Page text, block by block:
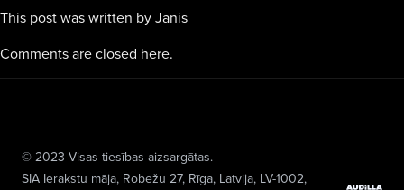
This post was written by Jānis
Comments are closed here.
© 2023 Visas tiesības aizsargātas.
SIA Ierakstu māja, Robežu 27, Rīga, Latvija, LV-1002,